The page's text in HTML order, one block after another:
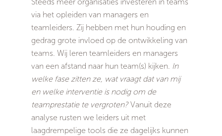
via het opleiden van managers en
teamleiders. Zij hebben met hun houding en
gedrag grote invloed op de ontwikkeling van
teams. Wij leren teamleiders en managers
van een afstand naar hun team(s) kijken. In
welke fase zitten ze, wat vraagt dat van mij
en welke interventie is nodig om de
teamprestatie te vergroten?Vanuit deze
analyse rusten we leiders uit met
laagdrempelige tools die ze dagelijks kunnen